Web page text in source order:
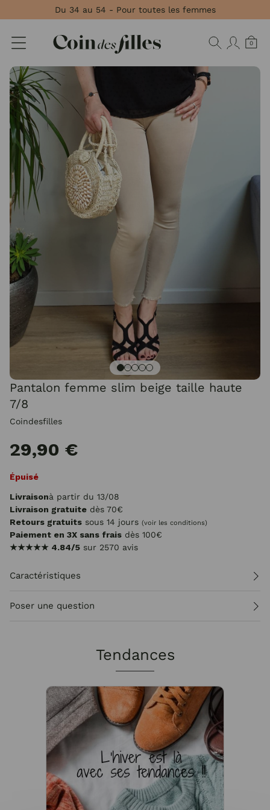
Du 34 au 54 - Pour toutes les femmes
0
Pantalon femme slim beige taille haute
7/8
Coindesfilles
29,90 €
Épuisé
Livraisonà partir du 13/08
Livraison gratuite dès 70€
Retours gratuits sous 14 jours (voir les conditions)
Paiement en 3X sans frais dès 100€
★★★★★ 4.84/5 sur 2570 avis
Caractéristiques
Poser une question
Tendances
Panneau de gestion des cookies